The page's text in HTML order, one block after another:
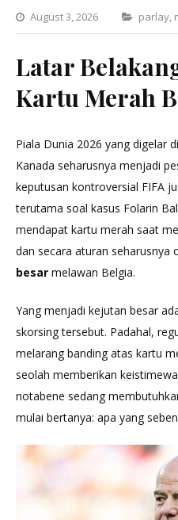
August 3, 2026 parlay,
Latar
Kartu Merah
Piala Dunia 2026 yang digelar
Kanada seharusnya menjadi
keputusan kontroversial FIFA
terutama soal kasus Folarin
mendapat kartu merah saat
dan secara aturan seharusnya
besar melawan Belgia.
Yang menjadi kejutan besar
skorsing tersebut. Padahal,
melarang banding atas kartu
seolah memberikan
notabene sedang
mulai bertanya: apa yang